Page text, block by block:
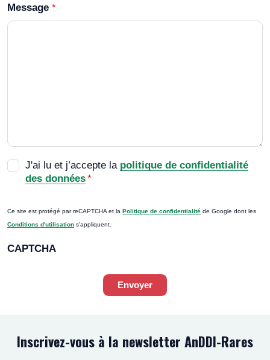
Message *
RGPD *
J'ai lu et j’accepte la politique de confidentialité
des données*
Ce site est protégé par reCAPTCHA et la Politique de confidentialité de Google dont les
Conditions d'utilisation s'appliquent.
CAPTCHA
Envoyer
Inscrivez-vous à la newsletter AnDDI-Rares